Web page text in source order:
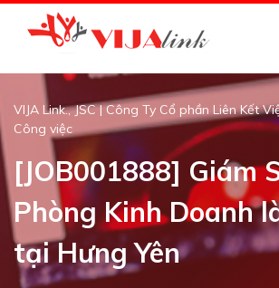
VIJA Link., JSC | Công Ty Cổ phần Liên Kết
Công việc
[JOB001888] Giám
Phòng Kinh Doanh
tại Hưng Yên